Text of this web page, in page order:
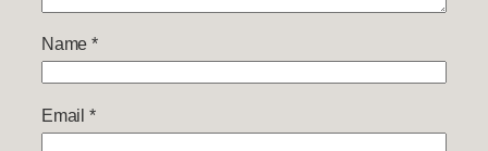
Name *
Email *